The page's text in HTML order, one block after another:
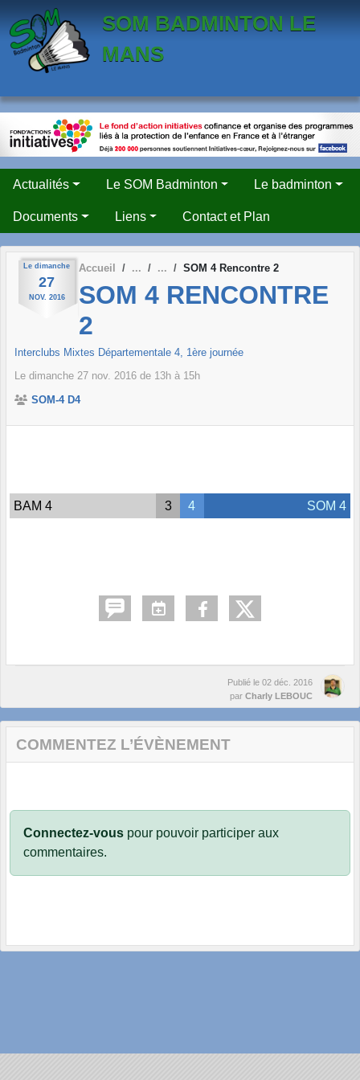
SOM BADMINTON LE
MANS
Actualités Le SOM Badminton Le badminton
Documents Liens Contact et Plan
Le dimanche
27
NOV. 2016
Accueil SOM 4 Rencontre 2
SOM 4 RENCONTRE
2
Interclubs Mixtes Départementale 4, 1ère journée
Le dimanche 27 nov. 2016 de 13h à 15h
SOM-4 D4
BAM 4 3 4 SOM 4
Publié le 02 déc. 2016
par Charly LEBOUC
COMMENTEZ L’ÉVÈNEMENT
Connectez-vous pour pouvoir participer aux
commentaires.
Panneau de gestion des cookies